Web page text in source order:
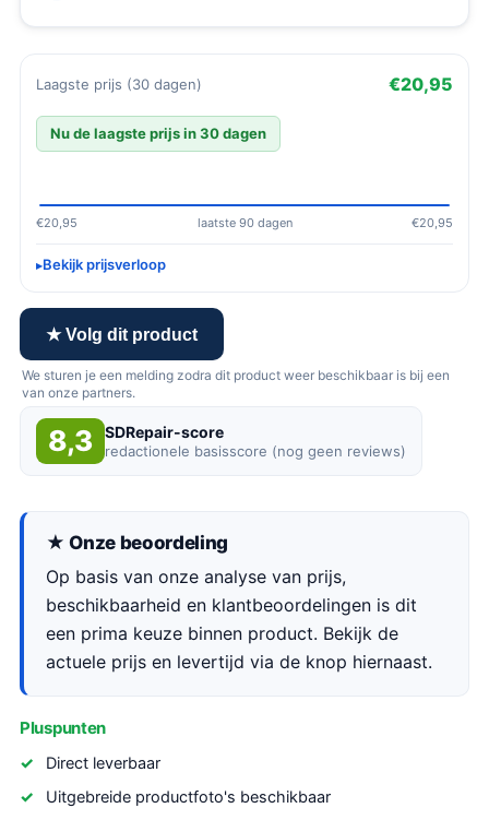
Laagste prijs (30 dagen) €20,95
Nu de laagste prijs in 30 dagen
€20,95 laatste 90 dagen €20,95
Bekijk prijsverloop
★ Volg dit product
We sturen je een melding zodra dit product weer beschikbaar is bij een
van onze partners.
8,3 SDRepair-score
redactionele basisscore (nog geen reviews)
★ Onze beoordeling
Op basis van onze analyse van prijs,
beschikbaarheid en klantbeoordelingen is dit
een prima keuze binnen product. Bekijk de
actuele prijs en levertijd via de knop hiernaast.
Pluspunten
Direct leverbaar
Uitgebreide productfoto's beschikbaar